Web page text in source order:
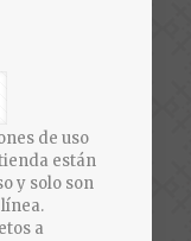
de uso
están
y solo son
a